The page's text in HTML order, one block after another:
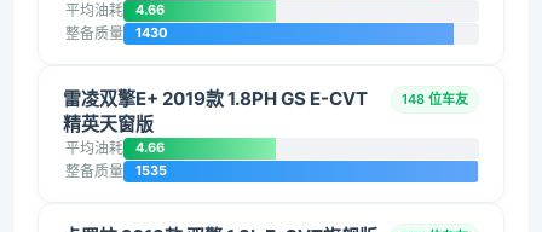
平均油耗 4.66
整备质量 1430
雷凌双擎E+ 2019款 1.8PH GS E-CVT
精英天窗版
148 位车友
平均油耗 4.66
整备质量 1535